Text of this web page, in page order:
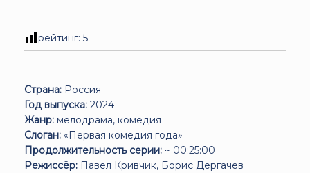
рейтинг: 5
Страна: Россия
Год выпуска: 2024
Жанр: мелодрама, комедия
Слоган: «Первая комедия года»
Продолжительность серии: ~ 00:25:00
Режиссёр: Павел Кривчик, Борис Дергачев